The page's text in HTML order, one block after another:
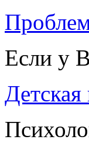
Если у
Детская